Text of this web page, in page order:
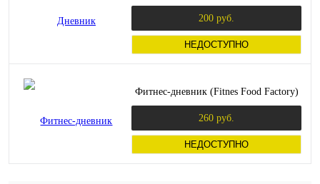
200 руб.
НЕДОСТУПНО
Фитнес-дневник (Fitnes Food Factory)
260 руб.
НЕДОСТУПНО